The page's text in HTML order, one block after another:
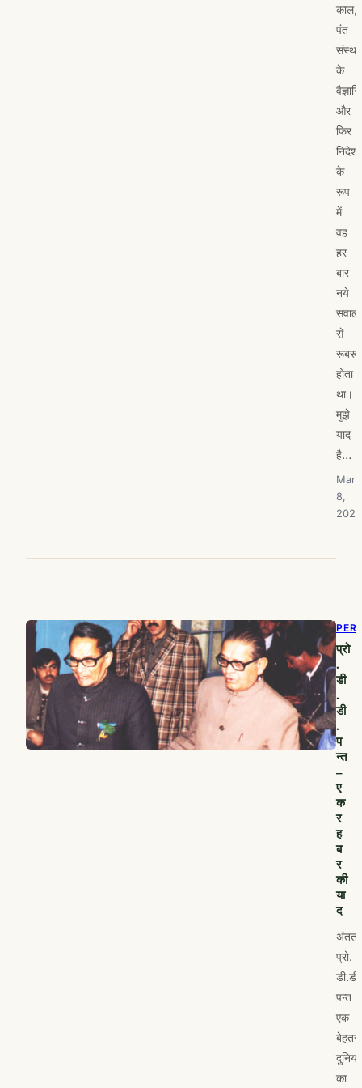
काल,
पंत
के
और
फिर
के
रूप
में
वह
हर
बार
नये
सवालों
से
रूबरू
होता
था।
मुझे
याद
है…
8,
2024
प्रो
.
डी
.
डी
.
प
न्त
–
ए
क
र
ह
ब
र
की
या
द
अंतत:
प्रो.
डी.डी.
पन्त
एक
बेहतर
दुनिया
का